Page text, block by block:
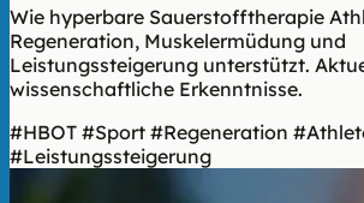
Wie hyperbare Sauerstofftherapie
Regeneration, Muskelermüdung und
Leistungssteigerung unterstützt.
wissenschaftliche Erkenntnisse.
#HBOT #Sport #Regeneration
#Leistungssteigerung